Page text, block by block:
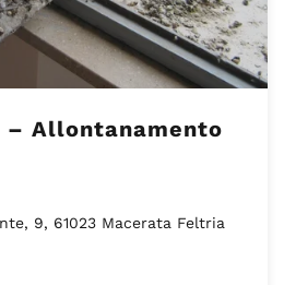
– Allontanamento
9, 61023 Macerata Feltria